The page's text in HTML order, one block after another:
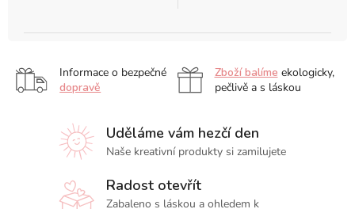
Informace o bezpečné
dopravě
Zboží balíme ekologicky,
pečlivě a s láskou
Uděláme vám hezčí den
Naše kreativní produkty si zamilujete
Radost otevřít
Zabaleno s láskou a ohledem k